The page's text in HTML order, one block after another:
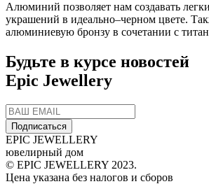
Алюминий позволяет нам создавать
украшений в идеально–черном цвете.
алюминиевую бронзу в сочетании с
Будьте в курсе новостей
Epic Jewellery
Подписаться
EPIC JEWELLERY
ювелирный дом
© EPIC JEWELLERY 2023.
Цена указана без налогов и сборов